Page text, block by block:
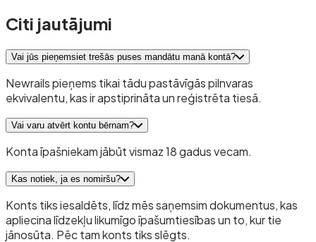
Citi jautājumi
Vai jūs pieņemsiet trešās puses mandātu manā kontā?
Newrails pieņems tikai tādu pastāvīgās pilnvaras
ekvivalentu, kas ir apstiprināta un reģistrēta tiesā.
Vai varu atvērt kontu bērnam?
Konta īpašniekam jābūt vismaz 18 gadus vecam.
Kas notiek, ja es nomiršu?
Konts tiks iesaldēts, līdz mēs saņemsim dokumentus, kas
apliecina līdzekļu likumīgo īpašumtiesības un to, kur tie
jānosūta. Pēc tam konts tiks slēgts.